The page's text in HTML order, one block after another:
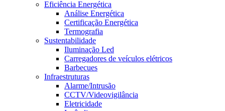
Eficiência Energética
Análise Energética
Certificação Energética
Termografia
Sustentabilidade
Iluminação Led
Carregadores de veículos elétricos
Barbecues
Infraestruturas
Alarme/Intrusão
CCTV/Videovigilância
Eletricidade